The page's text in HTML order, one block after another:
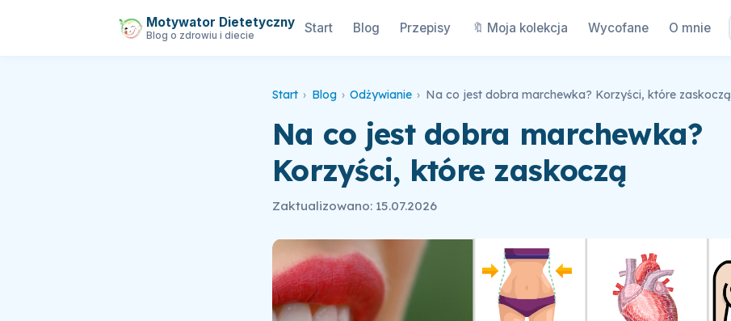
Motywator Dietetyczny
Blog o zdrowiu i diecie Start Blog Przepisy 🔖 Moja kolekcja Wycofane O mnie
Start › Blog › Odżywianie › Na co jest dobra marchewka? Korzyści, które zaskoczą
Na co jest dobra marchewka?
Korzyści, które zaskoczą
Zaktualizowano: 15.07.2026